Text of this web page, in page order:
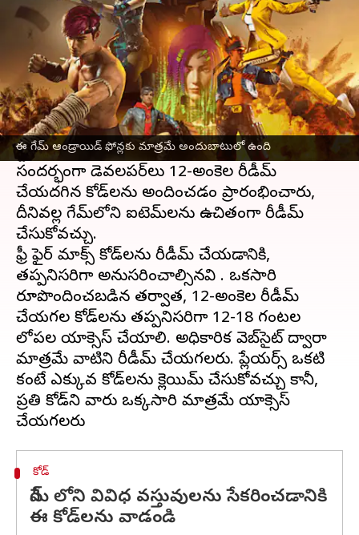
ఈ గేమ్ ఆండ్రాయిడ్ ఫోన్లకు మాత్రమే అందుబాటులో ఉంది
వ్రాసిన వారు Nishkala Sathivada Jan 18, 2023 03:18 pm
ఈ వార్తాకథనం ఏంటి
Garena సెప్టెంబర్ 2021లో కాస్మెటిక్ అప్‌లతో ఫ్రీ ఫైర్
మాక్స్ ని విడుదల చేసింది. ఈమధ్యే గూగుల్ ప్లే
స్టోర్‌లో 100 మిలియన్ డౌన్‌లోడ్‌లు చేరుకుంది. ఈ
సందర్భంగా డెవలపర్‌లు 12-అంకెల రీడీమ్
చేయదగిన కోడ్‌లను అందించడం ప్రారంభించారు,
దీనివల్ల గేమ్‌లోని ఐటెమ్‌లను ఉచితంగా రీడీమ్
చేసుకోవచ్చు.
ఫ్రీ ఫైర్ మాక్స్ కోడ్‌లను రీడీమ్ చేయడానికి,
తప్పనిసరిగా అనుసరించాల్సినవి . ఒకసారి
రూపొందించబడిన తర్వాత, 12-అంకెల రీడీమ్
చేయగల కోడ్‌లను తప్పనిసరిగా 12-18 గంటల
లోపల యాక్సెస్ చేయాలి. అధికారిక వెబ్‌సైట్ ద్వారా
మాత్రమే వాటిని రీడీమ్ చేయగలరు. ప్లేయర్స్ ఒకటి
కంటే ఎక్కువ కోడ్‌లను క్లెయిమ్ చేసుకోవచ్చు కానీ,
ప్రతి కోడ్‌ని వారు ఒక్కసారి మాత్రమే యాక్సెస్
కోడ్‌
గేమ్ లోని వివిధ వస్తువులను సేకరించడానికి
ఈ కోడ్‌లను వాడండి